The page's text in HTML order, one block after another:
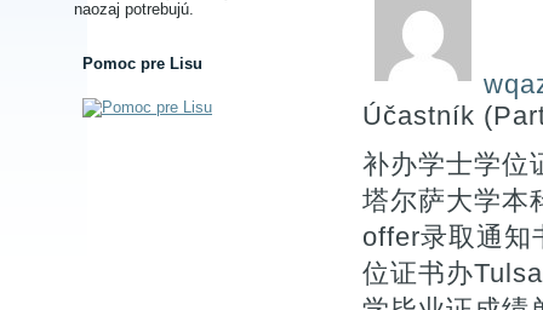
naozaj potrebujú.
Pomoc pre Lisu
Účastník
补办学士学位
塔尔萨大学本
offer录取通
位证书办